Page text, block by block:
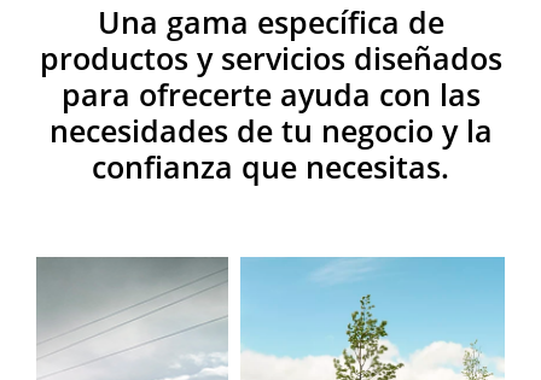
Una gama específica de
productos y servicios diseñados
para ofrecerte ayuda con las
necesidades de tu negocio y la
confianza que necesitas.